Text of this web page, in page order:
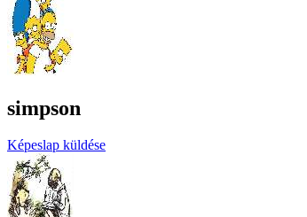
simpson
Képeslap küldése